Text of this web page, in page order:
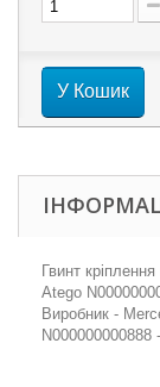
У Кошик
Гвинт
Atego
Виробник -